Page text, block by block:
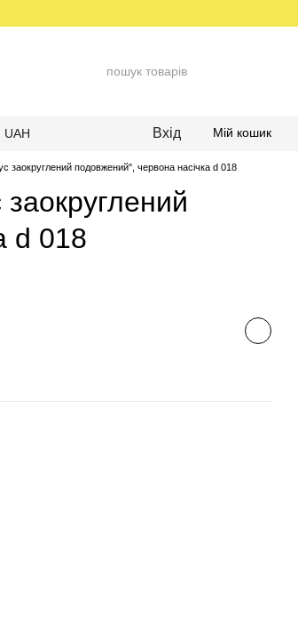
UAH Вхід Мій кошик
заокруглений подовжений", червона насічка d 018
d 018